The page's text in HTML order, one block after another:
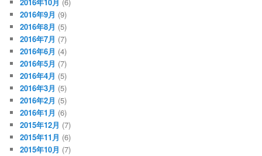
2016年9月 (9)
2016年8月 (5)
2016年7月 (7)
2016年6月 (4)
2016年5月 (7)
2016年4月 (5)
2016年3月 (5)
2016年2月 (5)
2016年1月 (6)
2015年12月 (7)
2015年11月 (6)
2015年10月 (7)